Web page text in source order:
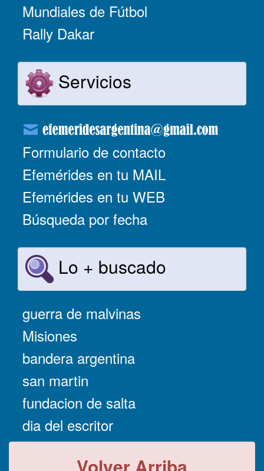
Mundiales de Fútbol
Rally Dakar
Servicios
Formulario de contacto
Efemérides en tu MAIL
Efemérides en tu WEB
Búsqueda por fecha
Lo + buscado
guerra de malvinas
Misiones
bandera argentina
san martin
fundacion de salta
dia del escritor